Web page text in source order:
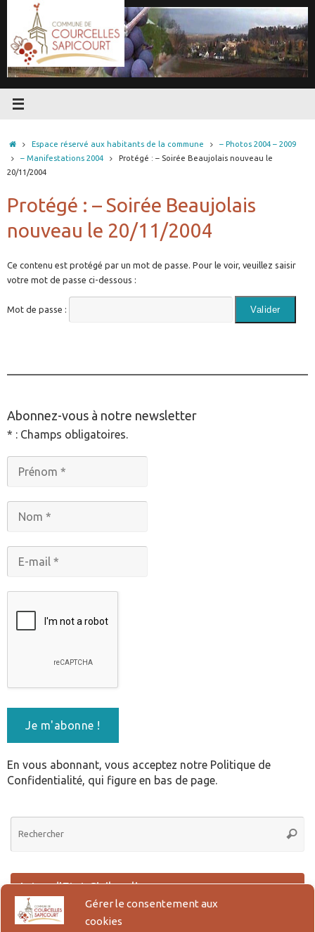
Gérer le consentement aux
cookies
contenu
Accueil
Espace réservé aux habitants de la commune
– Photos 2004 – 2009
– Manifestations 2004
Protégé : – Soirée Beaujolais nouveau le
20/11/2004
Protégé : – Soirée Beaujolais
nouveau le 20/11/2004
Ce contenu est protégé par un mot de passe. Pour le voir, veuillez saisir
votre mot de passe ci-dessous :
Mot de passe :
Abonnez-vous à notre newsletter
* : Champs obligatoires.
En vous abonnant, vous acceptez notre Politique de
Confidentialité, qui figure en bas de page.
Actes d’Etat Civil en ligne
Lien pour la demande en ligne des actes de Naissance, Reconnaissance,